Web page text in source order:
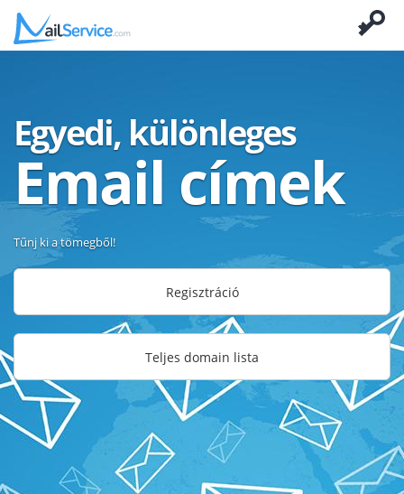
Egyedi, különleges
Email címek
Tűnj ki a tömegből!
Regisztráció
Teljes domain lista